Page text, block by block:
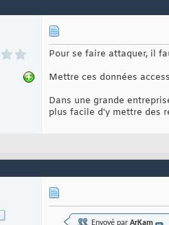
Pour se faire attaquer, il
Mettre ces données
Dans une grande
plus facile d'y mettre des
Envoyé par ArKam